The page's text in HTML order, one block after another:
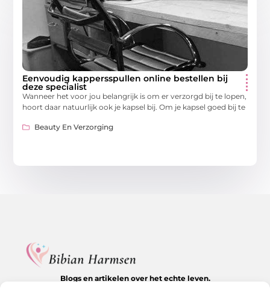
Eenvoudig kappersspullen online bestellen bij
deze specialist
Wanneer het voor jou belangrijk is om er verzorgd bij te lopen,
hoort daar natuurlijk ook je kapsel bij. Om je kapsel goed bij te
Beauty En Verzorging
Blogs en artikelen over het echte leven.